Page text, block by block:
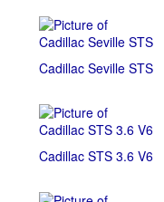
Cadillac Seville STS
Cadillac STS 3.6 V6